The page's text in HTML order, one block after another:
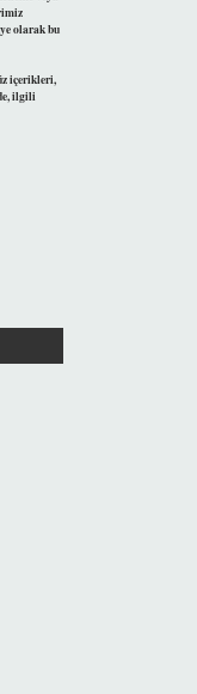
olarak bu
içerikleri,
ilgili